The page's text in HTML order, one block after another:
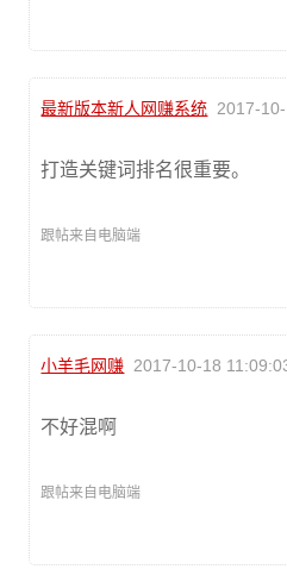
最新版本新人网赚系统 2017-
打造关键词排名很重要。
跟帖来自电脑端
小羊毛网赚 2017-10-18
不好混啊
跟帖来自电脑端